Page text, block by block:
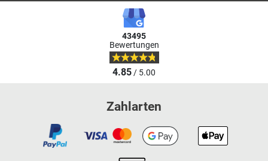
43495
Bewertungen
4.85/ 5.00
Zahlarten